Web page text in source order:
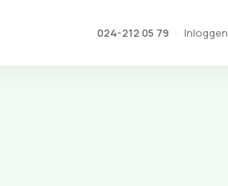
024-212 05 79 · Inloggen